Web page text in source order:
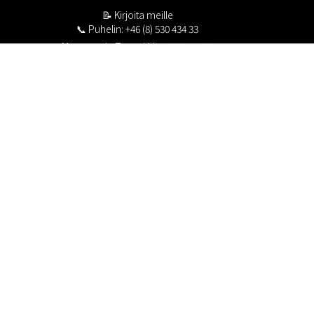
📝 Kirjoita meille
📞 Puhelin: +46 (8) 530 434 33
Maanantai - Torstai klo 10.00 - 17.00